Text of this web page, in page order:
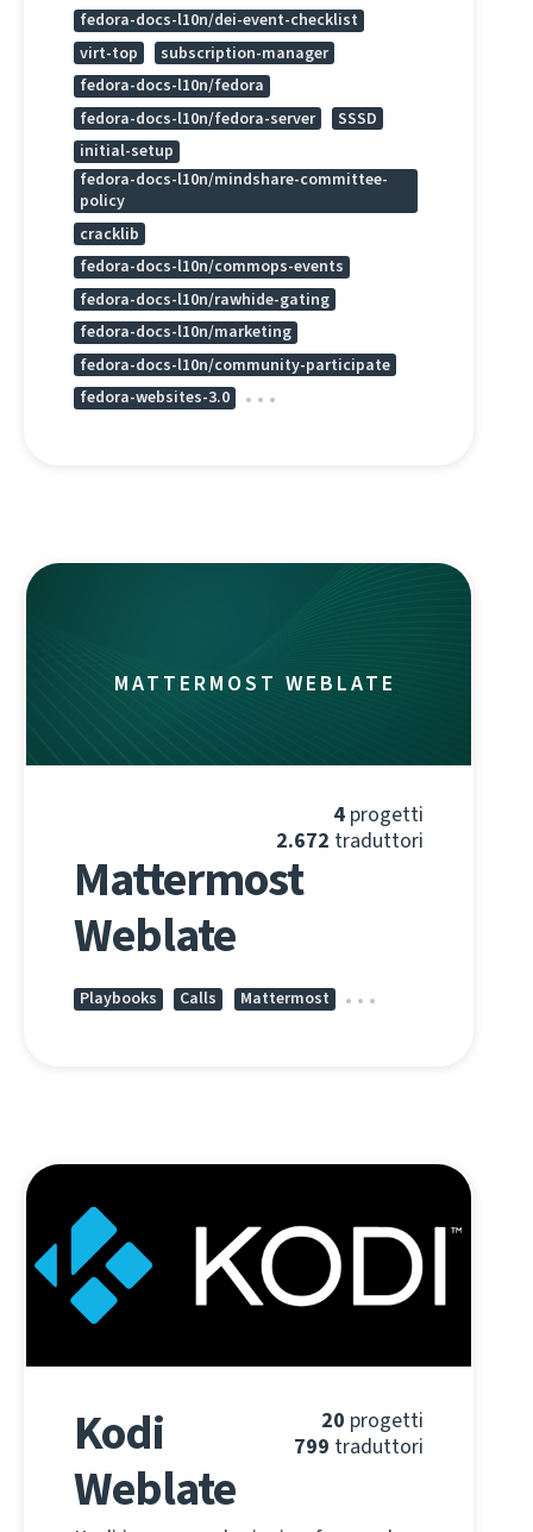
fedora-docs-l10n/dei-event-checklist
virt-top
subscription-manager
fedora-docs-l10n/fedora
fedora-docs-l10n/fedora-server
SSSD
initial-setup
fedora-docs-l10n/mindshare-committee-
policy
cracklib
fedora-docs-l10n/commops-events
fedora-docs-l10n/rawhide-gating
fedora-docs-l10n/marketing
fedora-docs-l10n/community-participate
fedora-websites-3.0
MATTERMOST WEBLATE
4 progetti
2.672 traduttori
Mattermost
Weblate
Playbooks Calls Mattermost
20 progetti
799 traduttori
Kodi
Weblate